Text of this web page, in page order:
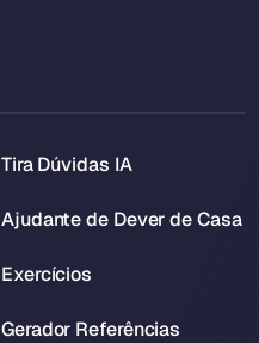
Tira Dúvidas IA
Ajudante de Dever de Casa
Exercícios
Gerador Referências